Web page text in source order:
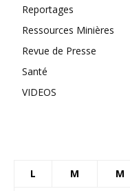
Reportages
Ressources Minières
Revue de Presse
Santé
VIDEOS
L M M